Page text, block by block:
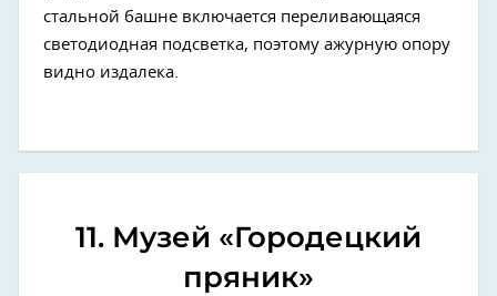
стальной башне включается переливающаяся
светодиодная подсветка, поэтому ажурную опору
видно издалека.
11. Музей «Городецкий
пряник»